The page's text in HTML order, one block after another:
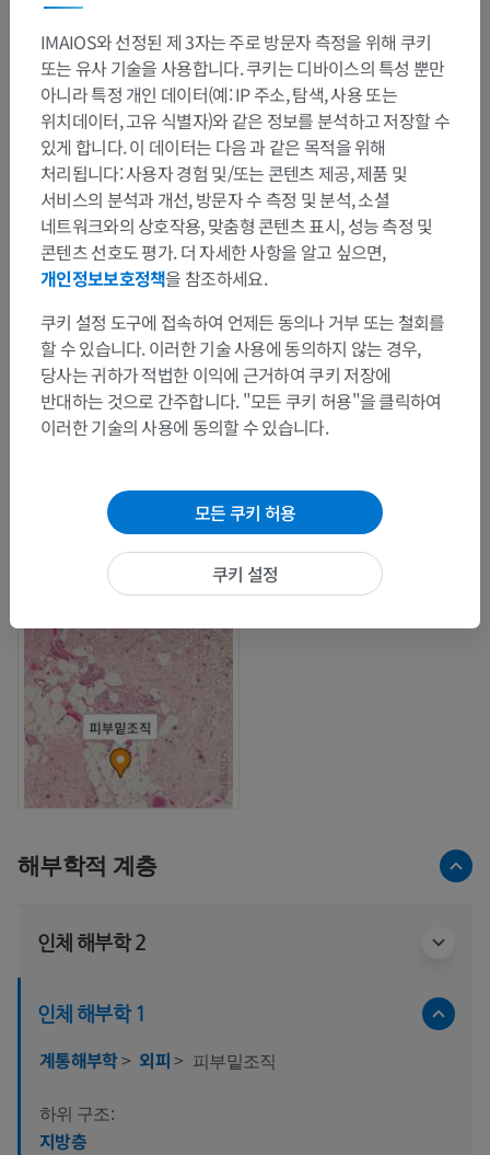
해부학적 계층
인체 해부학 2
인체 해부학 1
계통해부학> 외피> 피부밑조직
하위 구조:
지방층
IMAIOS와 선정된 제 3자는 주로 방문자 측정을 위해 쿠키
또는 유사 기술을 사용합니다. 쿠키는 디바이스의 특성 뿐만
아니라 특정 개인 데이터(예: IP 주소, 탐색, 사용 또는
위치데이터, 고유 식별자)와 같은 정보를 분석하고 저장할 수
있게 합니다. 이 데이터는 다음 과 같은 목적을 위해
처리됩니다: 사용자 경험 및/또는 콘텐츠 제공, 제품 및
서비스의 분석과 개선, 방문자 수 측정 및 분석, 소셜
네트워크와의 상호작용, 맞춤형 콘텐츠 표시, 성능 측정 및
콘텐츠 선호도 평가. 더 자세한 사항을 알고 싶으면,
개인정보보호정책을 참조하세요.
쿠키 설정 도구에 접속하여 언제든 동의나 거부 또는 철회를
할 수 있습니다. 이러한 기술 사용에 동의하지 않는 경우,
당사는 귀하가 적법한 이익에 근거하여 쿠키 저장에
반대하는 것으로 간주합니다. "모든 쿠키 허용"을 클릭하여
이러한 기술의 사용에 동의할 수 있습니다.
모든 쿠키 허용
쿠키 설정